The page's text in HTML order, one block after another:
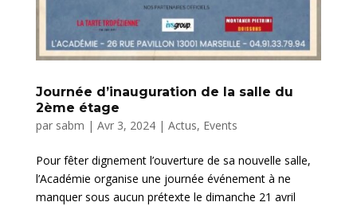
Journée d’inauguration de la salle du
2ème étage
par sabm | Avr 3, 2024| Actus, Events
Pour fêter dignement l’ouverture de sa nouvelle salle,
l’Académie organise une journée événement à ne
manquer sous aucun prétexte le dimanche 21 avril